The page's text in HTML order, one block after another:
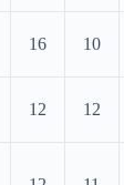
16 10
12 12